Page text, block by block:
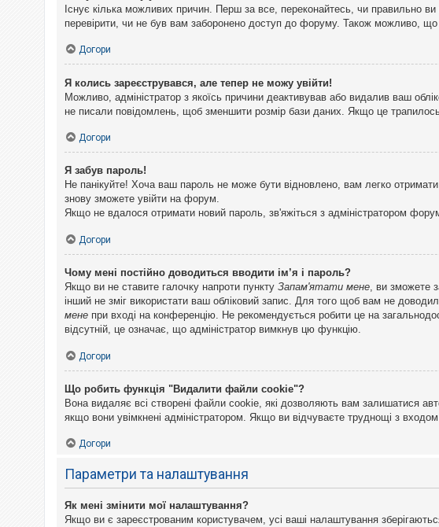
Існує кілька можливих причин. Перш за все, переконайтесь, чи правильно
перевірити, чи не був вам заборонено доступ до форуму. Також можливо,
Догори
Я колись зареєструвався, але тепер не можу увійти!
Можливо, адміністратор з якоїсь причини деактивував або видалив ваш
не писали повідомлень, щоб зменшити розмір бази даних. Якщо це
Догори
Я забув пароль!
Не панікуйте! Хоча ваш пароль не може бути відновлено, вам легко отримати
знову зможете увійти на форум.
Якщо не вдалося отримати новий пароль, зв'яжіться з адміністратором
Догори
Чому мені постійно доводиться вводити ім’я і пароль?
Якщо ви не ставите галочку напроти пункту Запам'ятати мене, ви зможете
інший не зміг використати ваш обліковий запис. Для того щоб вам не
мене при вході на конференцію. Не рекомендується робити це на
відсутній, це означає, що адміністратор вимкнув цю функцію.
Догори
Що робить функція "Видалити файли cookie"?
Вона видаляє всі створені файли cookie, які дозволяють вам залишатися
якщо вони увімкнені адміністратором. Якщо ви відчуваєте труднощі з
Догори
Параметри та налаштування
Як мені змінити мої налаштування?
Якщо ви є зареєстрованим користувачем, усі ваші налаштування